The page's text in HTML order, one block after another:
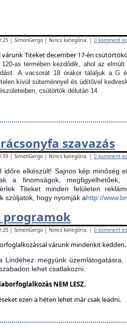
| SimonGergo | Nincs kategória. | 0 komment
várunk Titeket december 17-én
as termében kezdődik, ahol az
A vacsorát 18 órakor tálaljuk a G
kívül süteménnyel és üdítővel
csütörtök délután 14
szavazás
| SimonGergo | Nincs kategória. | 0 komment
időre elkészült! Sajnos kép minőség
a finomságok,
Titeket minden felületen
szóljatok, hogy nyomják ahttp://
programok
| SimonGergo | Nincs kategória. | 0 komment
várunk mindenkit kedden.
Lindéhez megyünk
lehet csatlakozni.
NEM LESZ.
ezen a héten lehet már csak leadni.